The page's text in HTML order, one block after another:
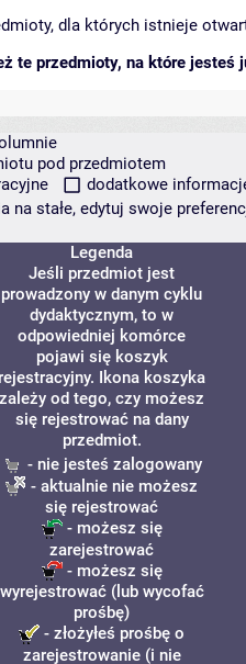
dla których istnieje
te przedmioty, na które jesteś
pod przedmiotem
dodatkowe
na stałe, edytuj swoje
Legenda
Jeśli przedmiot jest
prowadzony w danym cyklu
dydaktycznym, to w
odpowiedniej komórce
pojawi się koszyk
rejestracyjny. Ikona koszyka
zależy od tego, czy możesz
się rejestrować na dany
przedmiot.
- nie jesteś zalogowany
- aktualnie nie możesz
się rejestrować
- możesz się
zarejestrować
- możesz się
wyrejestrować (lub wycofać
prośbę)
- złożyłeś prośbę o
zarejestrowanie (i nie